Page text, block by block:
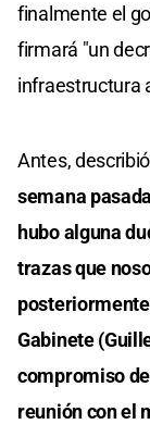
finalmente el
firmará "un
infraestructura
Antes,
semana
hubo alguna
trazas que
Gabinete
compromiso
reunión con el